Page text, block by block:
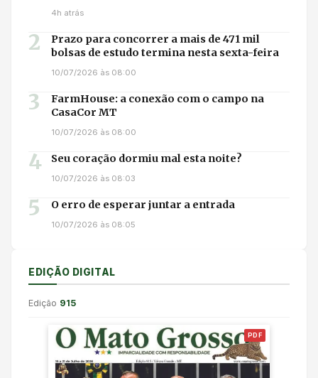
4h atrás
2
Prazo para concorrer a mais de 471 mil
bolsas de estudo termina nesta sexta-feira
10/07/2026 às 08:00
3
FarmHouse: a conexão com o campo na
CasaCor MT
10/07/2026 às 08:00
4 Seu coração dormiu mal esta noite?
10/07/2026 às 08:03
5 O erro de esperar juntar a entrada
10/07/2026 às 08:05
EDIÇÃO DIGITAL
Edição 915
PDF